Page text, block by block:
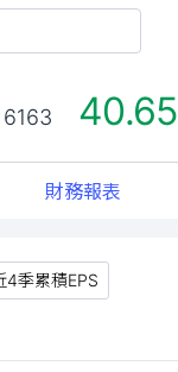
6163 40.65
財務報表
4季累積EPS